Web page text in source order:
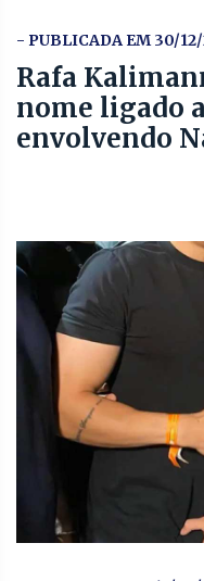
- PUBLICADA EM 30/
Rafa
nome ligado
envolvendo